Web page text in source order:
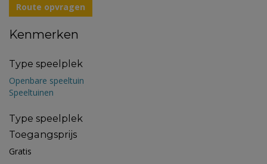
Route opvragen
Kenmerken
Type speelplek
Openbare speeltuin
Speeltuinen
Type speelplek
Toegangsprijs
Gratis